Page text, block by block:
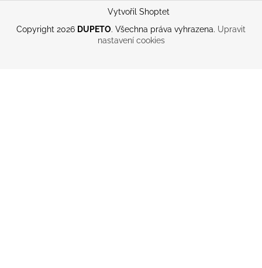
Vytvořil Shoptet
Copyright 2026 DUPETO. Všechna práva vyhrazena. Upravit
nastavení cookies